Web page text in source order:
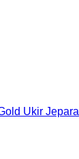
Ukir Jepara